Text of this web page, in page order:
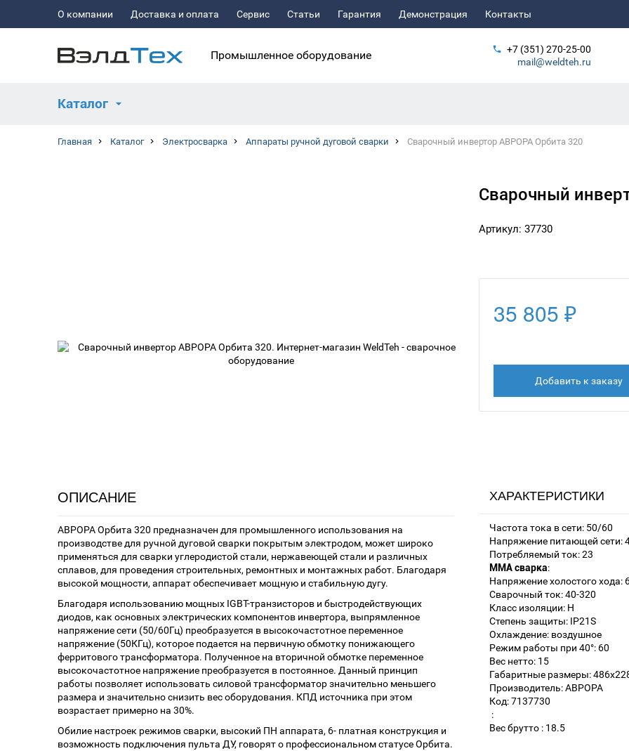
О компании Доставка и оплата Сервис Статьи Гарантия Демонстрация Контакты
Промышленное оборудование
+7 (351) 270-25-00
mail@weldteh.ru
Каталог
Главная Каталог Электросварка Аппараты ручной дуговой сварки Сварочный инвертор АВРОРА Орбита 320
Сварочный
Артикул: 37730
35 805 ₽
Добавить к заказу
ОПИСАНИЕ
АВРОРА Орбита 320 предназначен для промышленного использования на
производстве для ручной дуговой сварки покрытым электродом, может широко
применяться для сварки углеродистой стали, нержавеющей стали и различных
сплавов, для проведения строительных, ремонтных и монтажных работ. Благодаря
высокой мощности, аппарат обеспечивает мощную и стабильную дугу.
Благодаря использованию мощных IGBT-транзисторов и быстродействующих
диодов, как основных электрических компонентов инвертора, выпрямленное
напряжение сети (50/60Гц) преобразуется в высокочастотное переменное
напряжение (50КГц), которое подается на первичную обмотку понижающего
ферритового трансформатора. Полученное на вторичной обмотке переменное
высокочастотное напряжение преобразуется в постоянное. Данный принцип
работы позволяет использовать силовой трансформатор значительно меньшего
размера и значительно снизить вес оборудования. КПД источника при этом
возрастает примерно на 30%.
Обилие настроек режимов сварки, высокий ПН аппарата, 6- платная конструкция и
возможность подключения пульта ДУ, говорят о профессиональном статусе Орбита.
ХАРАКТЕРИСТИКИ
Частота тока в сети: 50/60
Напряжение питающей сети:
Потребляемый ток: 23
MMA сварка:
Напряжение холостого хода:
Сварочный ток: 40-320
Класс изоляции: H
Степень защиты: IP21S
Охлаждение: воздушное
Режим работы при 40°: 60
Вес нетто: 15
Габаритные размеры:
Производитель: АВРОРА
Код: 7137730
:
Вес брутто : 18.5